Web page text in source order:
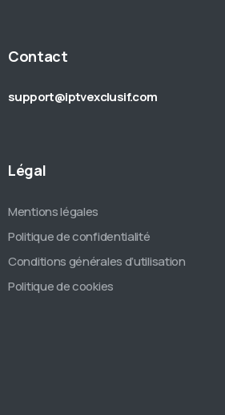
Contact
support@iptvexclusif.com
Légal
Mentions légales
Politique de confidentialité
Conditions générales d’utilisation
Politique de cookies